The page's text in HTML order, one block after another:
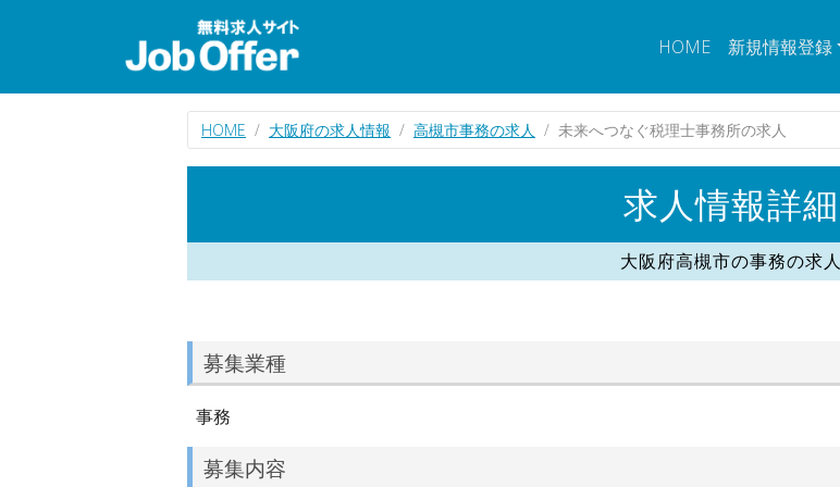
HOME 新規情報登録
HOME 大阪府の求人情報 高槻市事務の求人 未来へつなぐ税理士事務所の求人
求人情報詳細
大阪府高槻市の事務の求人
募集業種
事務
募集内容